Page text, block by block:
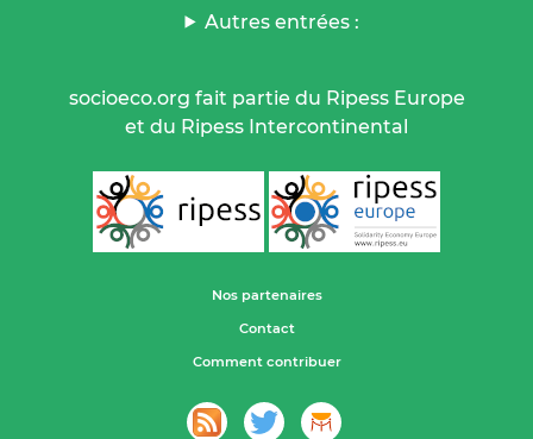
Autres entrées :
socioeco.org fait partie du Ripess Europe
et du Ripess Intercontinental
Nos partenaires
Contact
Comment contribuer